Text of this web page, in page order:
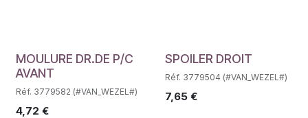
Déstockage
MOULURE DR.DE P/C
AVANT
Réf. 3779582 (#VAN_WEZEL#)
4,72 €
Déstockage
SPOILER DROIT
Réf. 3779504 (#VAN_WEZEL#)
7,65€